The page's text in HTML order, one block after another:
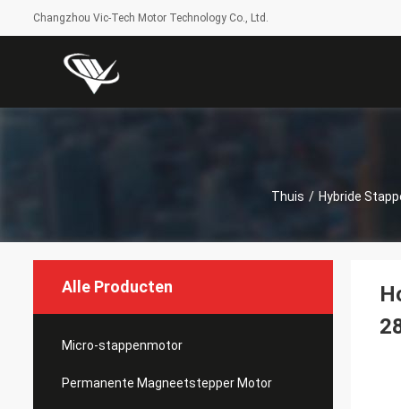
Changzhou Vic-Tech Motor Technology Co., Ltd.
Thuis / Hybride
Alle Producten
Micro-stappenmotor
Permanente Magneetstepper Motor